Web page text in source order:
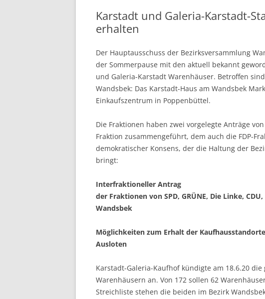
Karstadt und Galeria-Karstadt-
erhalten
Der Hauptausschuss der Bezirksversammlung
der Sommerpause mit den aktuell bekannt
und Galeria-Karstadt Warenhäuser. Betroffen
Wandsbek: Das Karstadt-Haus am Wandsbek
Einkaufszentrum in Poppenbüttel.
Die Fraktionen haben zwei vorgelegte Anträge
Fraktion zusammengeführt, dem auch die FDP-
demokratischer Konsens, der die Haltung der
bringt:
Interfraktioneller Antrag
der Fraktionen von SPD, GRÜNE, Die Linke,
Wandsbek
Möglichkeiten zum Erhalt der
Ausloten
Karstadt-Galeria-Kaufhof kündigte am 18.6.20
Warenhäusern an. Von 172 sollen 62
Streichliste stehen die beiden im Bezirk